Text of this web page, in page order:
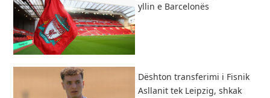
yllin e Barcelonës
Dështon transferimi i Fisnik
Asllanit tek Leipzig, shkak